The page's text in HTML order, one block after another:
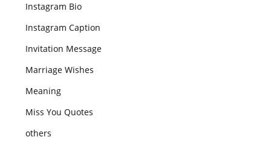
Instagram Bio
Instagram Caption
Invitation Message
Marriage Wishes
Meaning
Miss You Quotes
others